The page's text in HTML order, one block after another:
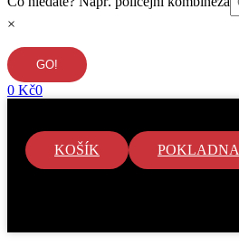
×
0 Kč0
KOŠÍK POKLADNA